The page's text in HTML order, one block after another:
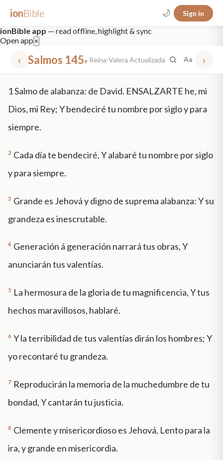
ionBible 🌙 Sign in
ionBible app — read offline, highlight & sync
Open app ×
‹ Salmos 145▾ Reina-Valera Actualizada Aa ›
mt 5 nt faith "peace that passeth" grace -law
1Salmo de alabanza: de David. ENSALZARTE he, mi
Dios, mi Rey; Y bendeciré tu nombre por siglo y para
siempre.
2 Cada día te bendeciré, Y alabaré tu nombre por siglo
y para siempre.
3 Grande es Jehová y digno de suprema alabanza: Y su
grandeza es inescrutable.
4 Generación á generación narrará tus obras, Y
anunciarán tus valentías.
5 La hermosura de la gloria de tu magnificencia, Y tus
hechos maravillosos, hablaré.
6 Y la terribilidad de tus valentías dirán los hombres; Y
yo recontaré tu grandeza.
7 Reproducirán la memoria de la muchedumbre de tu
bondad, Y cantarán tu justicia.
8 Clemente y misericordioso es Jehová, Lento para la
ira, y grande en misericordia.